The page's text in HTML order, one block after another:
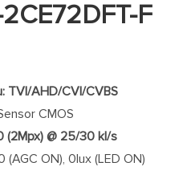
F
TVI/AHD/CVI/CVBS
CMOS
(2Mpx)@ 25/30 kl/s
(AGC ON), 0lux (LED ON)